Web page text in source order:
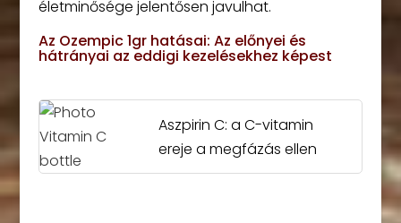
életminősége jelentősen javulhat.
Az Ozempic 1gr hatásai: Az előnyei és
hátrányai az eddigi kezelésekhez képest
Aszpirin C: a C-vitamin
ereje a megfázás ellen